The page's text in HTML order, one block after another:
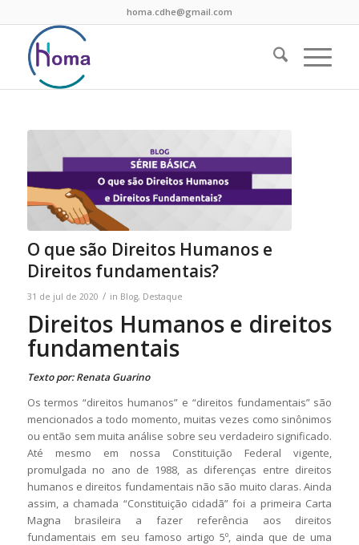
homa.cdhe@gmail.com
O que são Direitos Humanos e
Direitos fundamentais?
31 de jul de 2020 / in Blog, Destaque
Direitos Humanos e direitos
fundamentais
Texto por: Renata Guarino
Os termos “direitos humanos” e “direitos fundamentais” são
mencionados a todo momento, muitas vezes como sinônimos
ou então sem muita análise sobre seu verdadeiro significado.
Até mesmo em nossa Constituição Federal vigente,
promulgada no ano de 1988, as diferenças entre direitos
humanos e direitos fundamentais não são muito claras. Ainda
assim, a chamada “Constituição cidadã” foi a primeira Carta
Magna brasileira a fazer referência aos direitos
fundamentais em seu famoso artigo 5º, ainda que de uma